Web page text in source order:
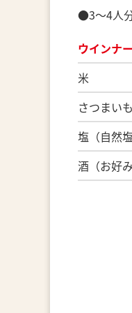
●3～4人
ウインナー
米
さつま
塩（自
酒（お好